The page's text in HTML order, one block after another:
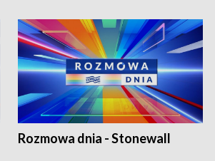
Rozmowa dnia - Stonewall